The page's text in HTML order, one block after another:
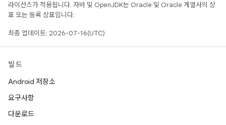
라이선스가 적용됩니다. 자바 및 OpenJDK는 Oracle 및 Oracle 계열사의 상
표 또는 등록 상표입니다.
최종 업데이트: 2026-07-16(UTC)
빌드
Android 저장소
요구사항
다운로드